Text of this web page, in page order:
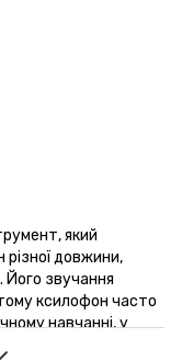
який
різної довжини,
Його звучання
ксилофон часто
навчанні, у